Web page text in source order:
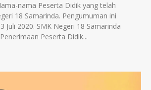
nama Peserta Didik yang telah
18 Samarinda. Pengumuman ini
Juli 2020. SMK Negeri 18 Samarinda
Peserta Didik...